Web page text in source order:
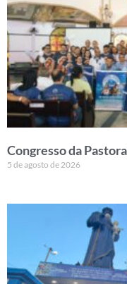
Congresso da
5 de agosto de 2026